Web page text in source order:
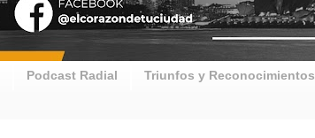
Podcast Radial Triunfos y Reconocimientos